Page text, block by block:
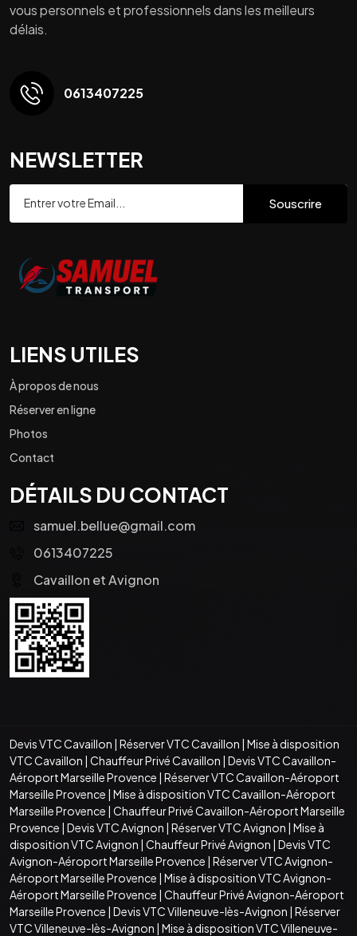
vous personnels et professionnels dans les meilleurs
délais.
0613407225
NEWSLETTER
Souscrire
LIENS UTILES
À propos de nous
Réserver en ligne
Photos
Contact
DÉTAILS DU CONTACT
samuel.bellue@gmail.com
0613407225
Cavaillon et Avignon
Devis VTC Cavaillon | Réserver VTC Cavaillon | Mise à disposition
VTC Cavaillon | Chauffeur Privé Cavaillon | Devis VTC Cavaillon-
Aéroport Marseille Provence | Réserver VTC Cavaillon-Aéroport
Marseille Provence | Mise à disposition VTC Cavaillon-Aéroport
Marseille Provence | Chauffeur Privé Cavaillon-Aéroport Marseille
Provence | Devis VTC Avignon | Réserver VTC Avignon | Mise à
disposition VTC Avignon | Chauffeur Privé Avignon | Devis VTC
Avignon-Aéroport Marseille Provence | Réserver VTC Avignon-
Aéroport Marseille Provence | Mise à disposition VTC Avignon-
Aéroport Marseille Provence | Chauffeur Privé Avignon-Aéroport
Marseille Provence | Devis VTC Villeneuve-lès-Avignon | Réserver
VTC Villeneuve-lès-Avignon | Mise à disposition VTC Villeneuve-